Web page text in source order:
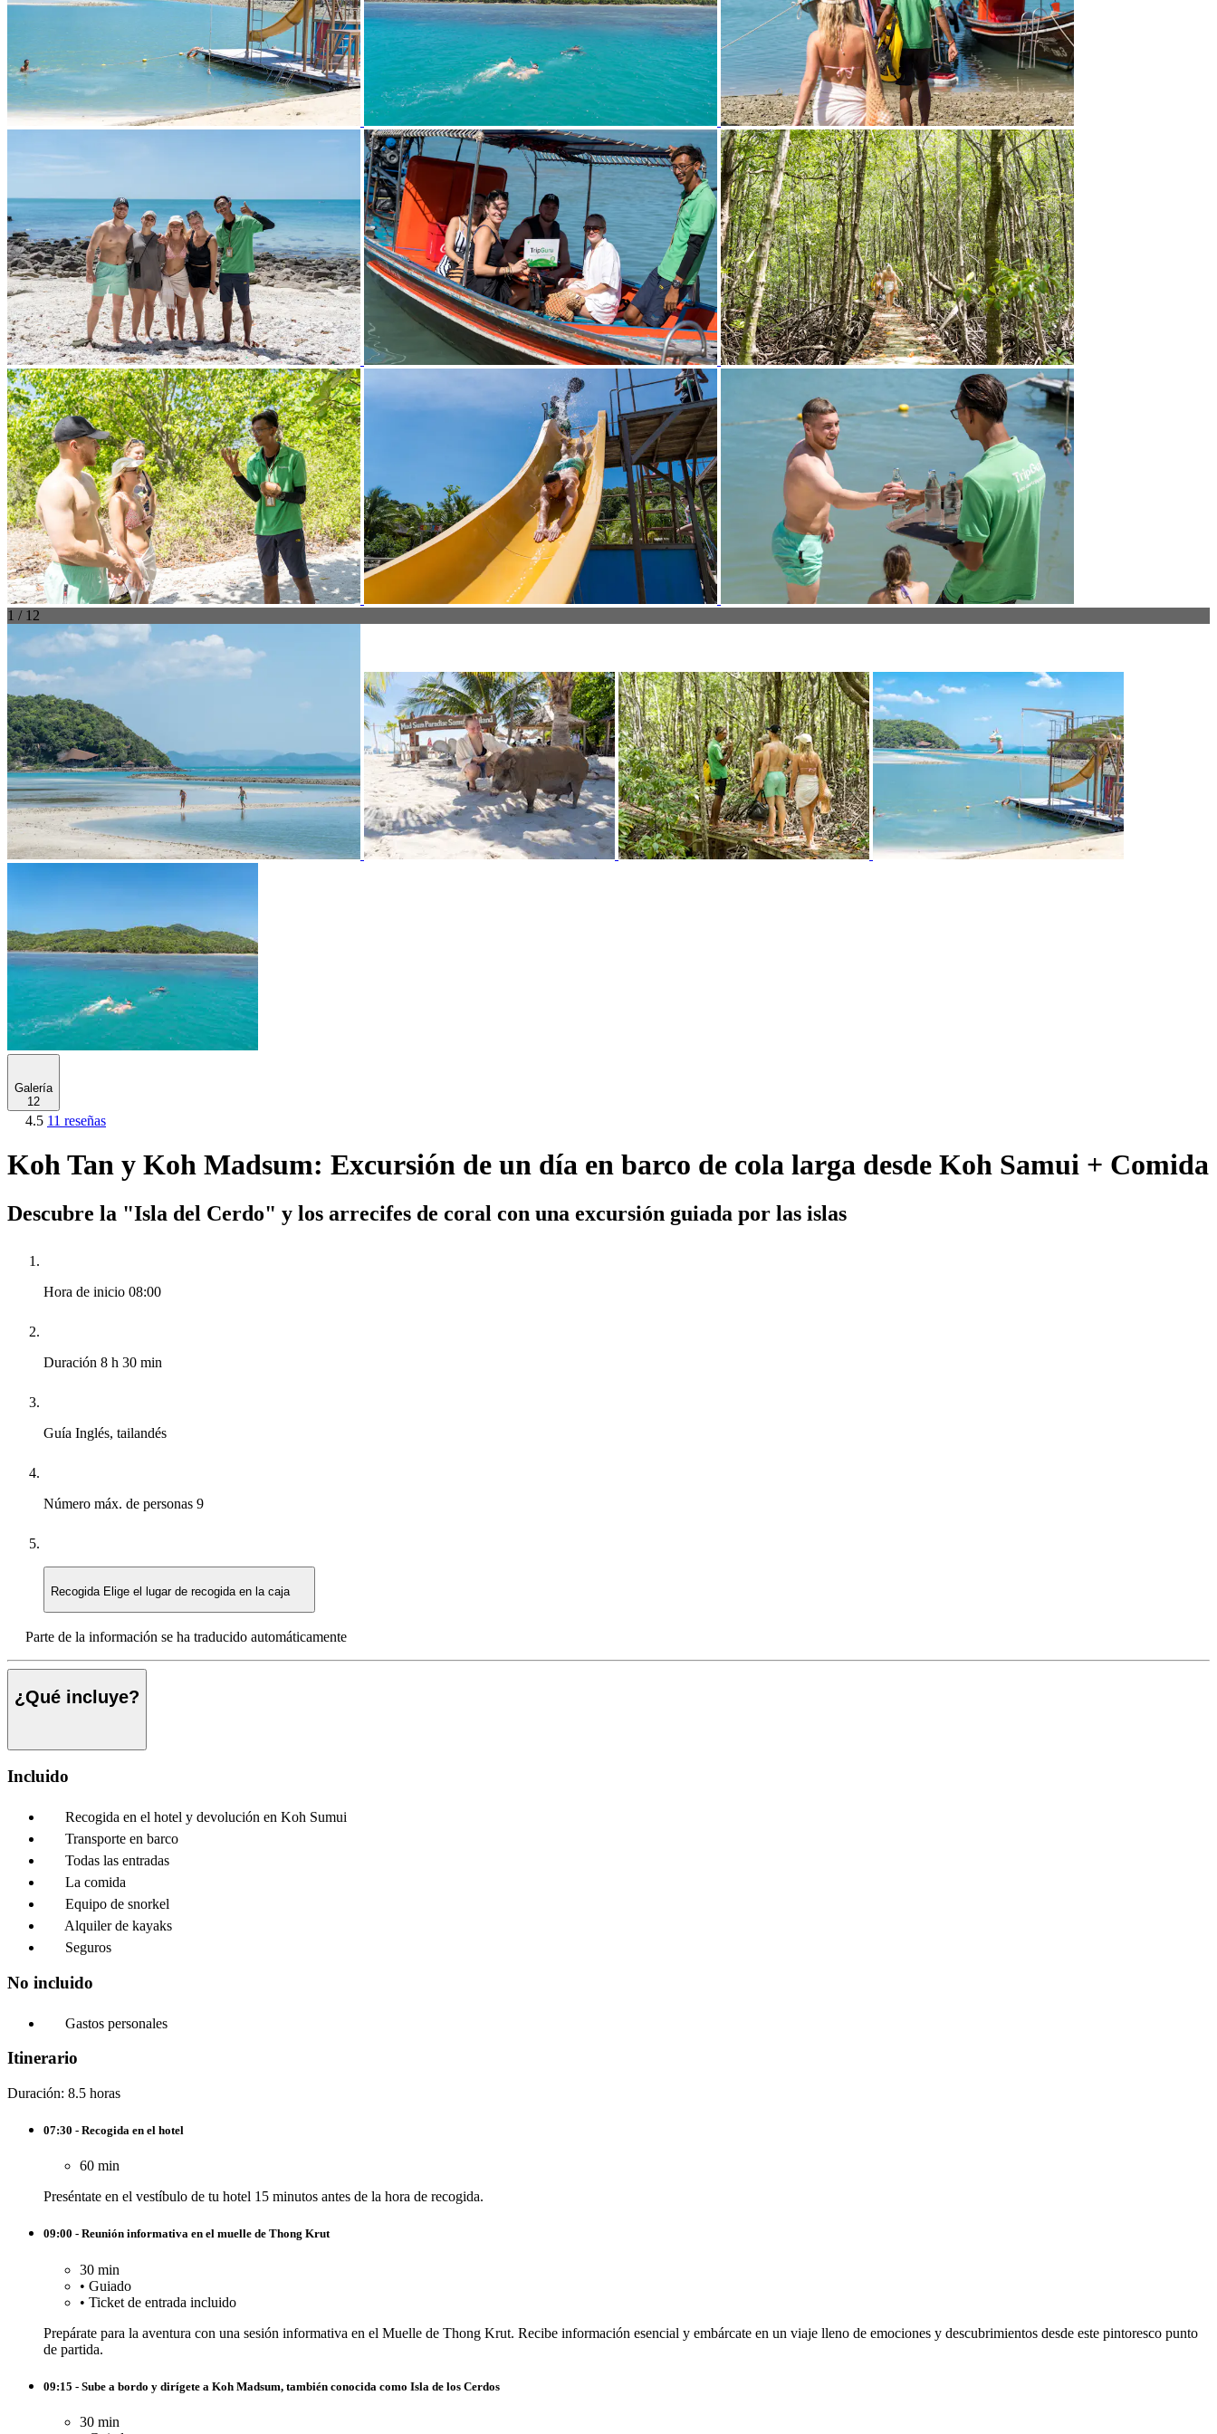
1 / 12
Galería
12
4.5 11 reseñas
Koh Tan y Koh Madsum: Excursión de un día en barco de cola larga desde Koh Samui + Comida
Descubre la "Isla del Cerdo" y los arrecifes de coral con una excursión guiada por las islas
Hora de inicio 08:00
Duración 8 h 30 min
Guía Inglés, tailandés
Número máx. de personas 9
Recogida Elige el lugar de recogida en la caja
Parte de la información se ha traducido automáticamente
¿Qué incluye?
Incluido
Recogida en el hotel y devolución en Koh Sumui
Transporte en barco
Todas las entradas
La comida
Equipo de snorkel
Alquiler de kayaks
Seguros
No incluido
Gastos personales
Itinerario
Duración: 8.5 horas
07:30 - Recogida en el hotel
60 min
Preséntate en el vestíbulo de tu hotel 15 minutos antes de la hora de recogida.
09:00 - Reunión informativa en el muelle de Thong Krut
30 min
• Guiado
• Ticket de entrada incluido
Prepárate para la aventura con una sesión informativa en el Muelle de Thong Krut. Recibe información esencial y embárcate en un viaje lleno de emociones y descubrimientos desde este pintoresco punto
de partida.
09:15 - Sube a bordo y dirígete a Koh Madsum, también conocida como Isla de los Cerdos
30 min